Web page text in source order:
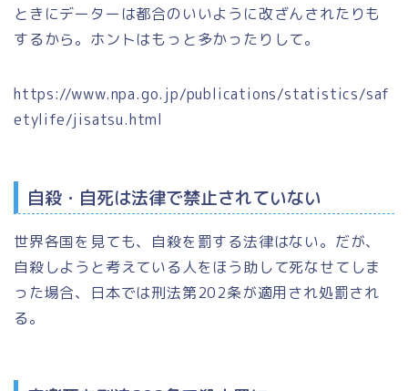
ときにデーターは都合のいいように改ざんされたりも
するから。ホントはもっと多かったりして。
https://www.npa.go.jp/publications/statistics/saf
etylife/jisatsu.html
自殺・自死は法律で禁止されていない
世界各国を見ても、自殺を罰する法律はない。だが、
自殺しようと考えている人をほう助して死なせてしま
った場合、日本では刑法第202条が適用され処罰され
る。